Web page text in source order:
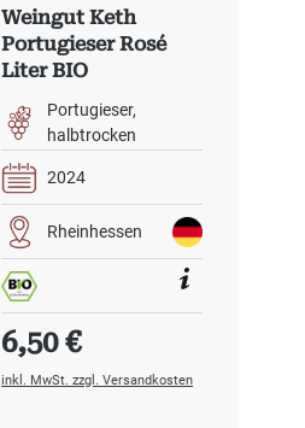
Weingut Keth
Portugieser Rosé
Liter BIO
Portugieser
halbtrocken
2024
Rheinhessen
Regulärer Preis:
6,50 €
inkl. MwSt. zzgl. Versandkosten